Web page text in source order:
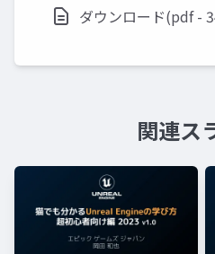
ダウンロード(pdf -
関連ス